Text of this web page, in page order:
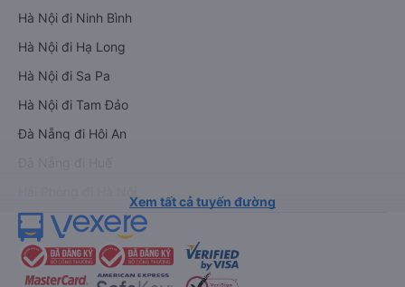
Hà Nội đi Ninh Bình
Hà Nội đi Hạ Long
Hà Nội đi Sa Pa
Hà Nội đi Tam Đảo
Đà Nẵng đi Hội An
Xem tất cả tuyến đường